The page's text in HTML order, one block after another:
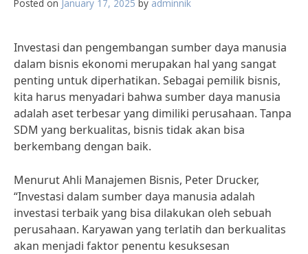
Posted on January 17, 2025 by adminnik
Investasi dan pengembangan sumber daya manusia
dalam bisnis ekonomi merupakan hal yang sangat
penting untuk diperhatikan. Sebagai pemilik bisnis,
kita harus menyadari bahwa sumber daya manusia
adalah aset terbesar yang dimiliki perusahaan. Tanpa
SDM yang berkualitas, bisnis tidak akan bisa
berkembang dengan baik.
Menurut Ahli Manajemen Bisnis, Peter Drucker,
“Investasi dalam sumber daya manusia adalah
investasi terbaik yang bisa dilakukan oleh sebuah
perusahaan. Karyawan yang terlatih dan berkualitas
akan menjadi faktor penentu kesuksesan